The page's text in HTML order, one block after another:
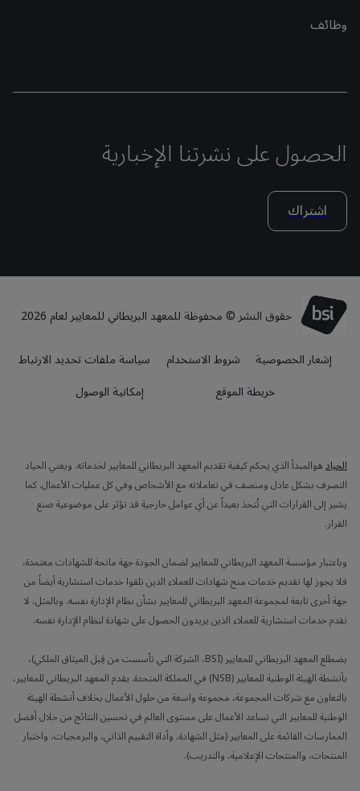
وظائف
الحصول على نشرتنا الإخبارية
اشتراك
حقوق النشر © محفوظة للمعهد البريطاني للمعايير لعام 2026
إشعار الخصوصية
شروط الاستخدام
سياسة ملفات تحديد الارتباط
خريطة الموقع
إمكانية الوصول
الحيادهوالمبدأ الذي يحكم كيفية تقديم المعهد البريطاني للمعايير لخدماته. ويعني الحياد
التصرف بشكل عادل ومنصف في تعاملاته مع الأشخاص وفي كل عمليات الأعمال. كما
يشير إلى القرارات التي تُتخذ بعيداً عن أي عوامل خارجية قد تؤثر على موضوعية صنع
القرار.
وباعتبار مؤسسة المعهد البريطاني للمعايير لضمان الجودة جهة مانحة للشهادات معتمدة،
فلا يجوز لها تقديم خدمات منح شهادات للعملاء الذين تلقوا خدمات استشارية أيضاً من
جهة أخرى تابعة لمجموعة المعهد البريطاني للمعايير بشأن نظام الإدارة نفسه. وبالمثل، لا
نقدم خدمات استشارية للعملاء الذين يريدون الحصول على شهادة لنظام الإدارة نفسه.
يضطلع المعهد البريطاني للمعايير (BSI، الشركة التي تأسست من قِبل الميثاق الملكي)،
بأنشطة الهيئة الوطنية للمعايير (NSB) في المملكة المتحدة. يقدم المعهد البريطاني للمعايير،
بالتعاون مع شركات المجموعة، مجموعة واسعة من حلول الأعمال بخلاف أنشطة الهيئة
الوطنية للمعايير التي تساعد الأعمال على مستوى العالم في تحسين النتائج من خلال أفضل
الممارسات القائمة على المعايير (مثل الشهادة، وأداة التقييم الذاتي، والبرمجيات، واختبار
المنتجات، والمنتجات الإعلامية، والتدريب).